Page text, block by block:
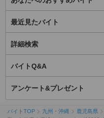
最近見たバイト
詳細検索
バイトQ&A
アンケート&プレゼント
バイトTOP 九州・沖縄 鹿児島県